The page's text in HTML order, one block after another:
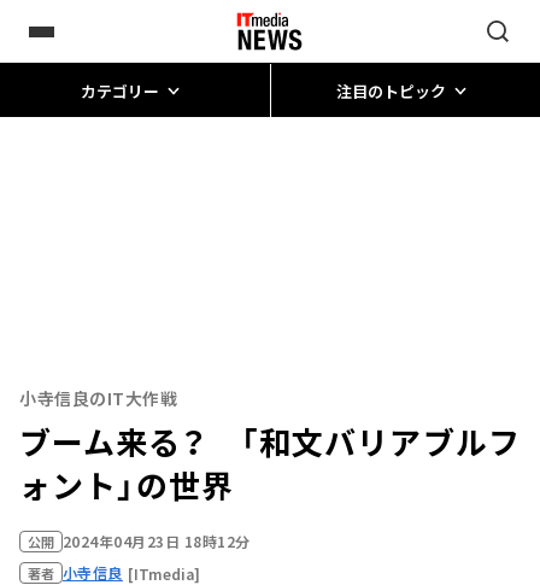
カテゴリー 注目のトピック
小寺信良のIT大作戦
ブーム来る？ 「和文バリアブルフ
ォント」の世界
公開 2024年04月23日 18時12分
著者 小寺信良 [ITmedia]